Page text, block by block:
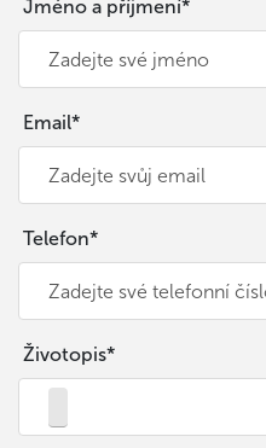
Jméno a příjmení*
Email*
Telefon*
Životopis*